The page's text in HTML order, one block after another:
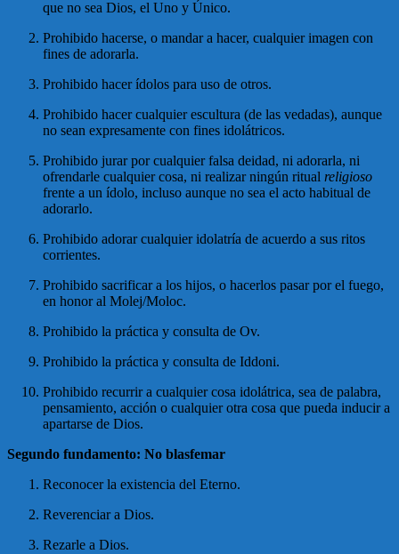
que no sea Dios, el Uno y Único.
Prohibido hacerse, o mandar a hacer, cualquier imagen con
fines de adorarla.
Prohibido hacer ídolos para uso de otros.
Prohibido hacer cualquier escultura (de las vedadas), aunque
no sean expresamente con fines idolátricos.
Prohibido jurar por cualquier falsa deidad, ni adorarla, ni
ofrendarle cualquier cosa, ni realizar ningún ritual religioso
frente a un ídolo, incluso aunque no sea el acto habitual de
adorarlo.
Prohibido adorar cualquier idolatría de acuerdo a sus ritos
corrientes.
Prohibido sacrificar a los hijos, o hacerlos pasar por el fuego,
en honor al Molej/Moloc.
Prohibido la práctica y consulta de Ov.
Prohibido la práctica y consulta de Iddoni.
Prohibido recurrir a cualquier cosa idolátrica, sea de palabra,
pensamiento, acción o cualquier otra cosa que pueda inducir a
apartarse de Dios.
Segundo fundamento: No blasfemar
Reconocer la existencia del Eterno.
Reverenciar a Dios.
Rezarle a Dios.